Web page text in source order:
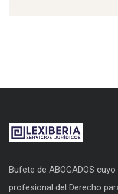
Bufete de ABOGADOS
profesional del Derecho